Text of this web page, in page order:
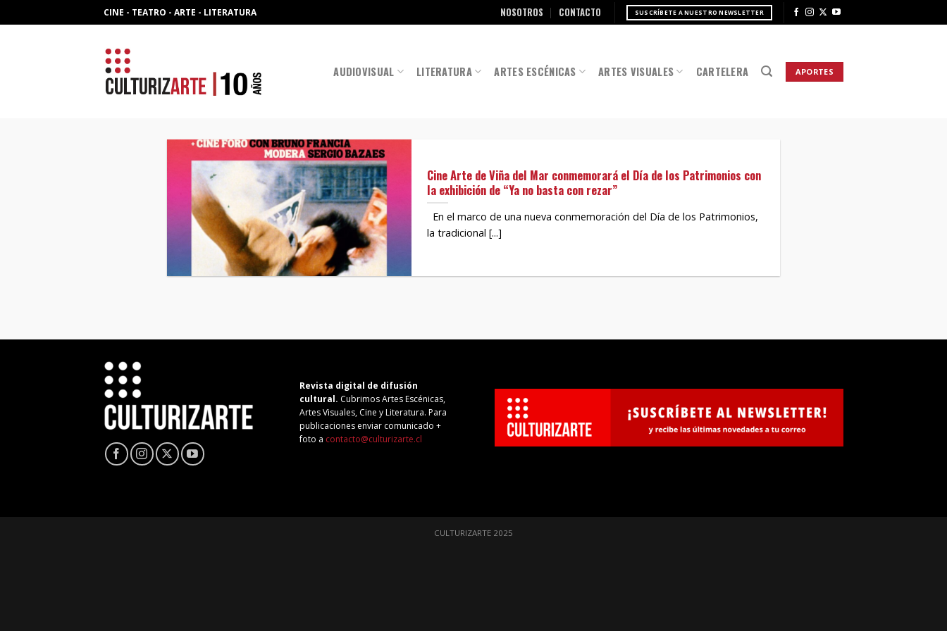
to
CINE - TEATRO - ARTE - LITERATURA NOSOTROS CONTACTO SUSCRÍBETE A NUESTRO NEWSLETTER
AUDIOVISUAL LITERATURA ARTES ESCÉNICAS ARTES VISUALES CARTELERA APORTES
Cine Arte de Viña del Mar conmemorará el Día de los Patrimonios con
la exhibición de “Ya no basta con rezar”
En el marco de una nueva conmemoración del Día de los Patrimonios,
la tradicional [...]
Revista digital de difusión
cultural. Cubrimos Artes Escénicas,
Artes Visuales, Cine y Literatura. Para
publicaciones enviar comunicado +
foto a contacto@culturizarte.cl
CULTURIZARTE 2025